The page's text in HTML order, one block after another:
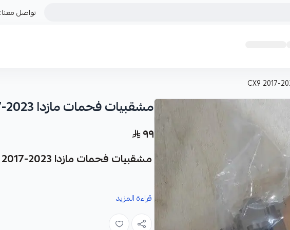
تواصل معنا:
مشقبيات فحمات مازدا CX9 2017-2023
٩٩
مشقبيات فحمات مازدا CX9 2017-2023
خصيصاً لضمان أداء مثالي لنظام الفرامل في سيارتك.
قراءة المزيد